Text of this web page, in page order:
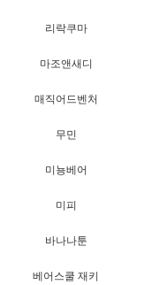
리락쿠마
마조앤새디
매직어드벤처
무민
미뇽베어
미피
바나나툰
베어스쿨 재키